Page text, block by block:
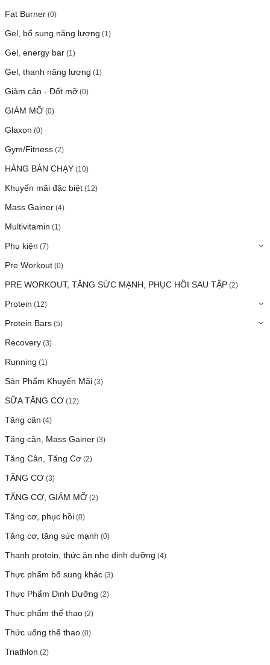
Fat Burner (0)
Gel, bổ sung năng lượng (1)
Gel, energy bar (1)
Gel, thanh năng lượng (1)
Giảm cân - Đốt mỡ (0)
GIẢM MỠ (0)
Glaxon (0)
Gym/Fitness (2)
HÀNG BÁN CHẠY (10)
Khuyến mãi đặc biệt (12)
Mass Gainer (4)
Multivitamin (1)
Phụ kiện (7)
Pre Workout (0)
PRE WORKOUT, TĂNG SỨC MẠNH, PHỤC HỒI SAU TẬP (2)
Protein (12)
Protein Bars (5)
Recovery (3)
Running (1)
Sản Phẩm Khuyến Mãi (3)
SỮA TĂNG CƠ (12)
Tăng cân (4)
Tăng cân, Mass Gainer (3)
Tăng Cân, Tăng Cơ (2)
TĂNG CƠ (3)
TĂNG CƠ, GIẢM MỠ (2)
Tăng cơ, phục hồi (0)
Tăng cơ, tăng sức mạnh (0)
Thanh protein, thức ăn nhẹ dinh dưỡng (4)
Thực phẩm bổ sung khác (3)
Thực Phẩm Dinh Dưỡng (2)
Thực phẩm thể thao (2)
Thức uống thể thao (0)
Triathlon (2)